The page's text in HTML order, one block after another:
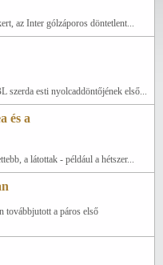
az Inter gólzáporos döntetlent...
szerda esti nyolcaddöntőjének első...
és a
a látottak - például a hétszer...
továbbjutott a páros első